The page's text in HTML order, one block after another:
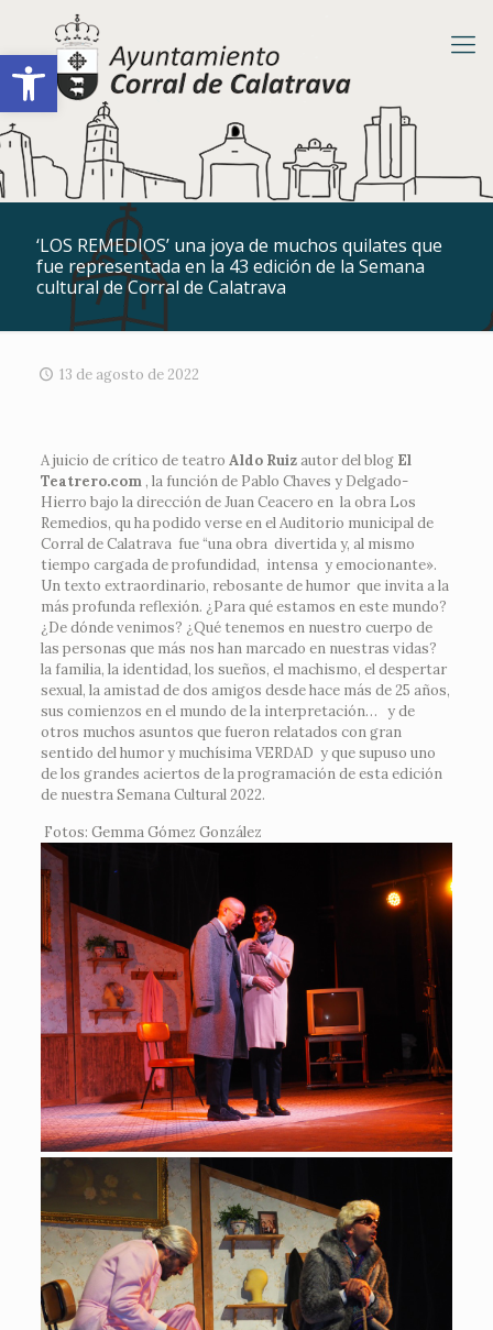
Abrir barra de herramientas
‘LOS REMEDIOS’ una joya de muchos quilates que
fue representada en la 43 edición de la Semana
cultural de Corral de Calatrava
13 de agosto de 2022
A juicio de crítico de teatro Aldo Ruizautor del blog El
Teatrero.com, la función de Pablo Chaves y Delgado-
Hierro bajo la dirección de Juan Ceacero en la obra Los
Remedios, qu ha podido verse en el Auditorio municipal de
Corral de Calatrava fue “una obra divertida y, al mismo
tiempo cargada de profundidad, intensa y emocionante».
Un texto extraordinario, rebosante de humor que invita a la
más profunda reflexión. ¿Para qué estamos en este mundo?
¿De dónde venimos? ¿Qué tenemos en nuestro cuerpo de
las personas que más nos han marcado en nuestras vidas?
la familia, la identidad, los sueños, el machismo, el despertar
sexual, la amistad de dos amigos desde hace más de 25 años,
sus comienzos en el mundo de la interpretación… y de
otros muchos asuntos que fueron relatados con gran
sentido del humor y muchísima VERDAD y que supuso uno
de los grandes aciertos de la programación de esta edición
de nuestra Semana Cultural 2022.
Fotos: Gemma Gómez González